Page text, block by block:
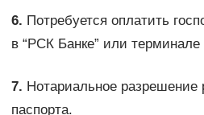
6. Потребуется оплатить
в “РСК Банке” или
7. Нотариальное разрешение
паспорта.